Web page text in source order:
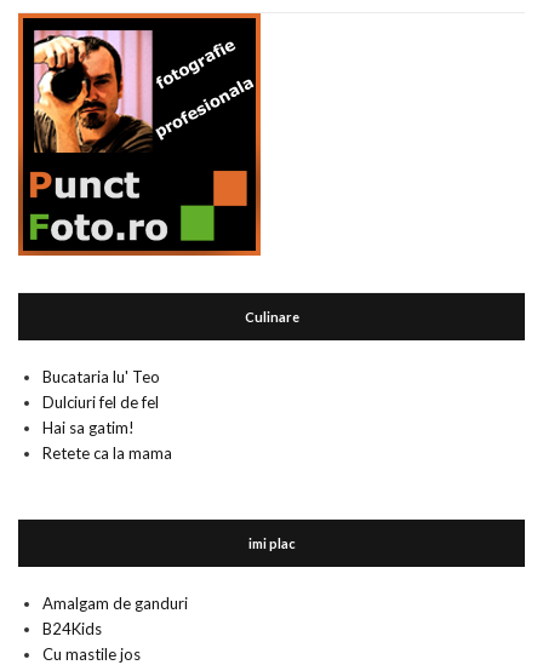
Culinare
Bucataria lu' Teo
Dulciuri fel de fel
Hai sa gatim!
Retete ca la mama
imi plac
Amalgam de ganduri
B24Kids
Cu mastile jos